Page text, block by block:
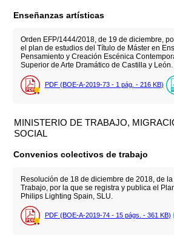
Enseñanzas artísticas
Orden EFP/1444/2018, de 19 de diciembre,
el plan de estudios del Título de Máster en
Pensamiento y Creación Escénica
Superior de Arte Dramático de Castilla y León.
PDF (BOE-A-2019-73 - 1 pág. - 216 KB)
MINISTERIO DE TRABAJO,
SOCIAL
Convenios colectivos de trabajo
Resolución de 18 de diciembre de 2018, de
Trabajo, por la que se registra y publica el
Philips Lighting Spain, SLU.
PDF (BOE-A-2019-74 - 15 págs. - 361 KB)